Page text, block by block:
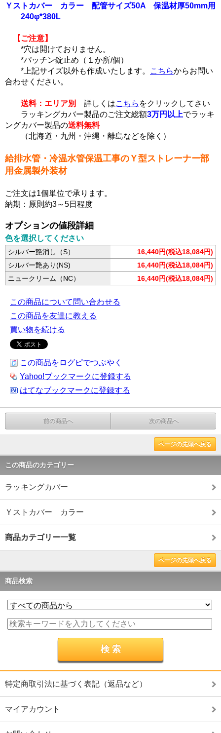
Ｙストカバー カラー 配管サイズ50A 保温材厚50mm用
240φ*380L
【ご注意】
*穴は開けておりません。
*パッチン錠止め（１か所/個）
*上記サイズ以外も作成いたします。
こちらからお問い
合わせください。
送料：エリア別 詳しくはこちら をクリックしてさい
ラッキングカバー製品のご注文総額3万円以上でラッキ
ングカバー製品の送料無料
（北海道・九州・沖縄・離島などを除く）
給排水管・冷温水管保温工事のＹ型ストレーナー部
用金属製外装材
ご注文は1個単位で承ります。
納期：原則約3～5日程度
オプションの値段詳細
色を選択してください
シルバー艶消し（S）
16,440円(税込18,084円)
シルバー艶あり(NS)
16,440円(税込18,084円)
ニュークリーム（NC）
16,440円(税込18,084円)
この商品について問い合わせる
この商品を友達に教える
買い物を続ける
この商品をログピでつぶやく
Yahoo!ブックマークに登録する
はてなブックマークに登録する
前の商品へ 次の商品へ
ページの先頭へ戻る
この商品のカテゴリー
ラッキングカバー
Ｙストカバー カラー
商品カテゴリー一覧
ページの先頭へ戻る
商品検索
特定商取引法に基づく表記（返品など）
マイアカウント